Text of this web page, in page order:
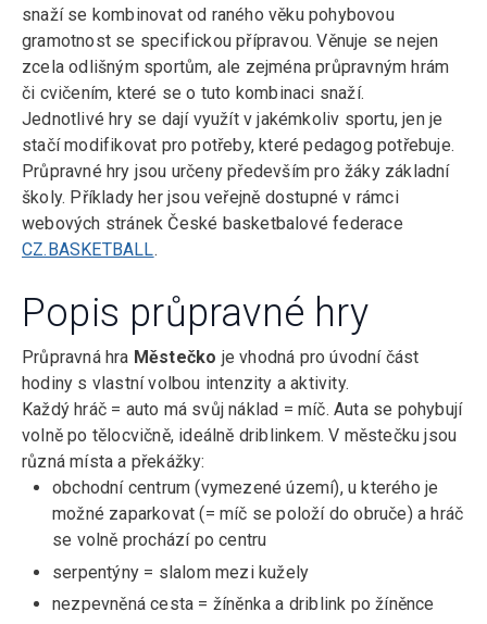
snaží se kombinovat od raného věku pohybovou
gramotnost se specifickou přípravou. Věnuje se nejen
zcela odlišným sportům, ale zejména průpravným hrám
či cvičením, které se o tuto kombinaci snaží.
Jednotlivé hry se dají využít v jakémkoliv sportu, jen je
stačí modifikovat pro potřeby, které pedagog potřebuje.
Průpravné hry jsou určeny především pro žáky základní
školy. Příklady her jsou veřejně dostupné v rámci
webových stránek České basketbalové federace
CZ.BASKETBALL.
Popis průpravné hry
Průpravná hra Městečko je vhodná pro úvodní část
hodiny s vlastní volbou intenzity a aktivity.
Každý hráč = auto má svůj náklad = míč. Auta se pohybují
volně po tělocvičně, ideálně driblinkem. V městečku jsou
různá místa a překážky:
obchodní centrum (vymezené území), u kterého je
možné zaparkovat (= míč se položí do obruče) a hráč
se volně prochází po centru
serpentýny = slalom mezi kužely
nezpevněná cesta = žíněnka a driblink po žíněnce